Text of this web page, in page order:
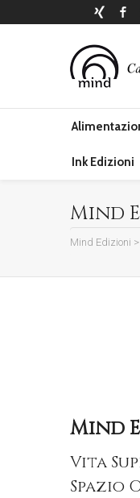
Xing
Ink Edizioni
Mind
Mind Edizioni >
Mind
Vita
Spazio